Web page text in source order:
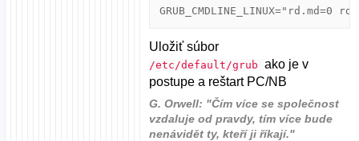
Uložiť súbor
/etc/default/grubako je v
postupe a reštart PC/NB
G. Orwell: "Čím více se společnost
vzdaluje od pravdy, tím více bude
nenávidět ty, kteří ji říkají."